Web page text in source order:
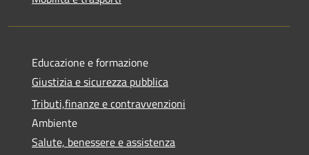
Educazione e formazione
Giustizia e sicurezza pubblica
Tributi,finanze e contravvenzioni
Ambiente
Salute, benessere e assistenza